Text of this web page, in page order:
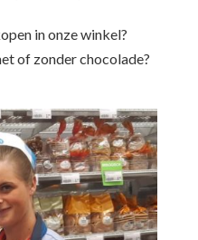
in onze winkel?
of zonder chocolade?